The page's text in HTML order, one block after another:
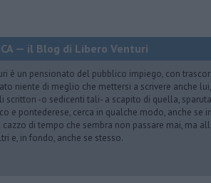
— il Blog di Libero Venturi
è un pensionato del pubblico impiego, con
niente di meglio che mettersi a scrivere anche
scrittori -o sedicenti tali- a scapito di quella,
e pontederese, cerca in qualche modo, anche se
cazzo di tempo che sembra non passare mai, ma
e, in fondo, anche se stesso.